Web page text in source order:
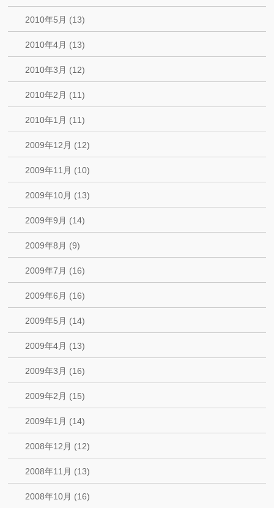
2010年5月 (13)
2010年4月 (13)
2010年3月 (12)
2010年2月 (11)
2010年1月 (11)
2009年12月 (12)
2009年11月 (10)
2009年10月 (13)
2009年9月 (14)
2009年8月 (9)
2009年7月 (16)
2009年6月 (16)
2009年5月 (14)
2009年4月 (13)
2009年3月 (16)
2009年2月 (15)
2009年1月 (14)
2008年12月 (12)
2008年11月 (13)
2008年10月 (16)